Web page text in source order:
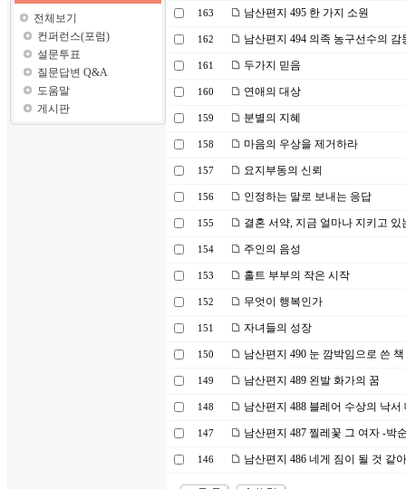
전체보기
컨퍼런스(포럼)
설문투표
질문답변 Q&A
도움말
게시판
163 남산편지 495 한 가지 소원
162 남산편지 494 의족 농구선수의 감
161 두가지 믿음
160 연애의 대상
159 분별의 지혜
158 마음의 우상을 제거하라
157 요지부동의 신뢰
156 인정하는 말로 보내는 응답
155 결혼 서약, 지금 얼마나 지키고 있
154 주인의 음성
153 홀트 부부의 작은 시작
152 무엇이 행복인가
151 자녀들의 성장
150 남산편지 490 눈 깜박임으로 쓴 책
149 남산편지 489 왼발 화가의 꿈
148 남산편지 488 블레어 수상의 낙서
147 남산편지 487 찔레꽃 그 여자 -박
146 남산편지 486 네게 짐이 될 것 같